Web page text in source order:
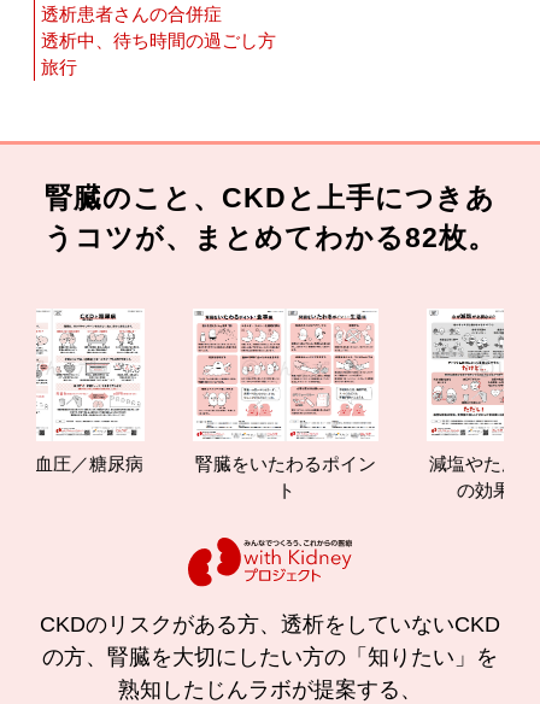
透析患者さんの合併症
透析中、待ち時間の過ごし方
旅行
腎臓のこと、CKDと上手につきあ
うコツが、まとめてわかる82枚。
／糖尿病
腎臓をいたわるポイン
減塩やたんぱく質
の効果と重要性
CKDのリスクがある方、透析をしていないCKD
の方、腎臓を大切にしたい方の「知りたい」を
熟知したじんラボが提案する、